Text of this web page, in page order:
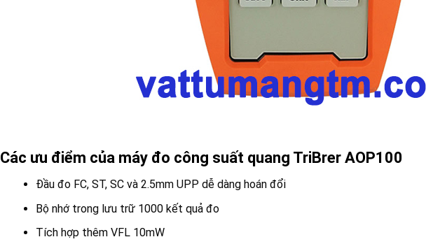
Các ưu điểm của máy đo công suất quang TriBrer AOP100
Đầu đo FC, ST, SC và 2.5mm UPP dễ dàng hoán đổi
Bộ nhớ trong lưu trữ 1000 kết quả đo
Tích hợp thêm VFL 10mW